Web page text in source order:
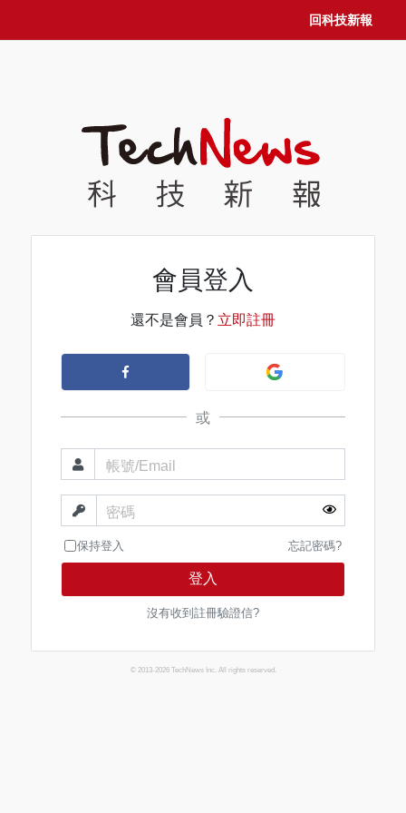
回科技新報
會員登入
還不是會員？ 立即註冊
或
帳號/Email
密碼
保持登入 忘記密碼?
登入
沒有收到註冊驗證信?
© 2013-2026 TechNews Inc. All rights reserved.